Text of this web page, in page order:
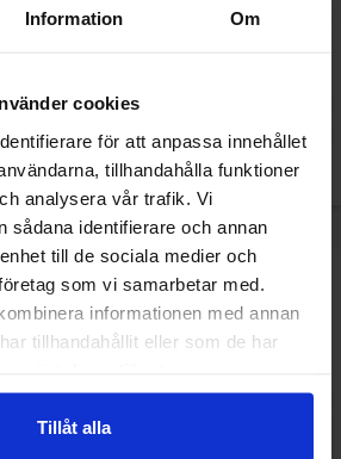
Information Om
cookies
för att anpassa innehållet
tillhandahålla funktioner
analysera vår trafik. Vi
sådana identifierare och annan
till de sociala medier och
som vi samarbetar med.
informationen med annan
tillhandahållit eller som de har
Tillåt alla
33cl
Ronny & Ragge
sete